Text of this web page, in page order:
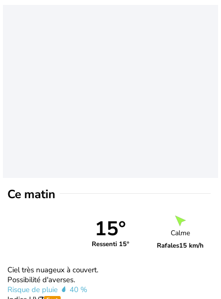
Ce matin
15°
Ressenti 15°
Calme
Rafales15 km/h
Ciel très nuageux à couvert.
Possibilité d'averses.
Risque de pluie
40 %